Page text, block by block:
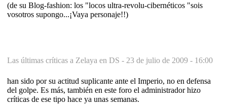
(de su Blog-fashion: los "locos ultra-revolu-cibernéticos "sois
vosotros supongo...¡Vaya personaje!!)
Las últimas críticas a Zelaya en DS - 23 de julio de 2009 - 16:00
han sido por su actitud suplicante ante el Imperio, no en defensa
del golpe. Es más, también en este foro el administrador hizo
críticas de ese tipo hace ya unas semanas.